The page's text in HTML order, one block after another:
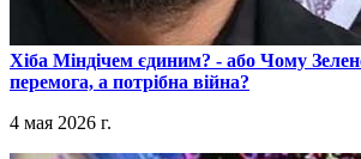
​Хіба Міндічем єдиним? - або Чому
перемога, а потрібна війна?
4 мая 2026 г.